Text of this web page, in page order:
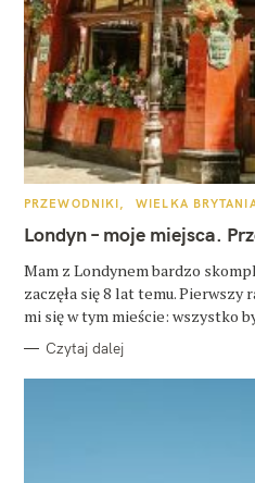
K
T
E
O
R
I
PRZEWODNIKI WIELKA
Londyn – moje miejsca.
Mam z Londynem bardzo
zaczęła się 8 lat temu.
mi się w tym mieście: wszystko
Czytaj dalej